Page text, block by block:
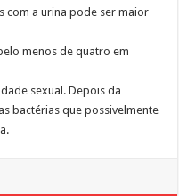
com a urina pode ser maior
menos de quatro em
sexual. Depois da
bactérias que possivelmente